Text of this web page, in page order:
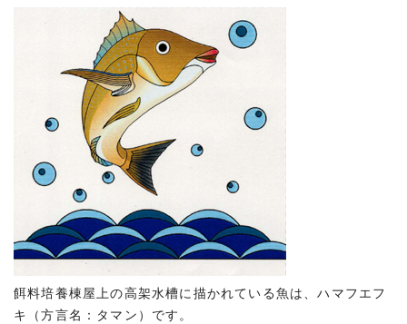
餌料培養棟屋上の高架水槽に描かれている魚は、ハマフエフ
キ（方言名：タマン）です。